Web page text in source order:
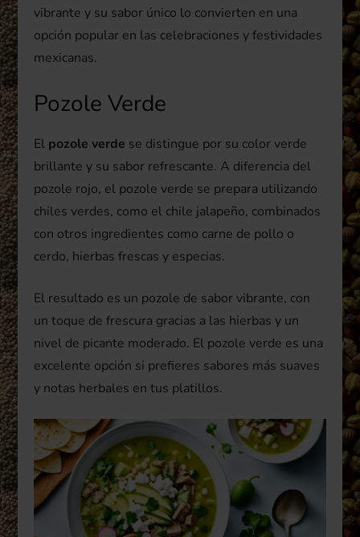
vibrante y su sabor único lo convierten en una
opción popular en las celebraciones y festividades
mexicanas.
Pozole Verde
El pozole verde se distingue por su color verde
brillante y su sabor refrescante. A diferencia del
pozole rojo, el pozole verde se prepara utilizando
chiles verdes, como el chile jalapeño, combinados
con otros ingredientes como carne de pollo o
cerdo, hierbas frescas y especias.
El resultado es un pozole de sabor vibrante, con
un toque de frescura gracias a las hierbas y un
nivel de picante moderado. El pozole verde es una
excelente opción si prefieres sabores más suaves
y notas herbales en tus platillos.